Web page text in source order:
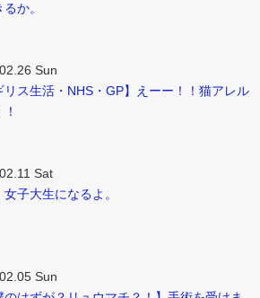
か。
Sun
リス生活・NHS・GP】えーー！！猫アレル
Sat
女子大生になるよ。
Sun